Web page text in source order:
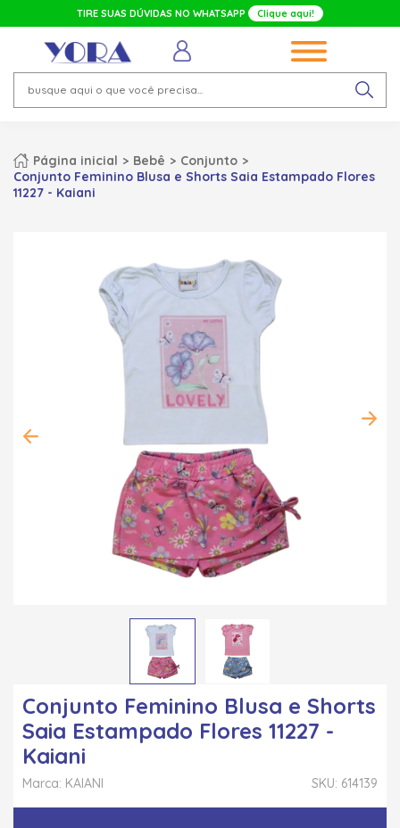
TIRE SUAS DÚVIDAS NO WHATSAPP Clique aqui!
Página inicial Bebê
Conjunto
Conjunto Feminino Blusa e Shorts Saia Estampado Flores
11227 - Kaiani
Conjunto Feminino Blusa e Shorts
Saia Estampado Flores 11227 -
Kaiani
SKU: 614139
Marca: KAIANI